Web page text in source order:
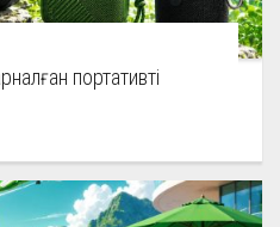
портативті